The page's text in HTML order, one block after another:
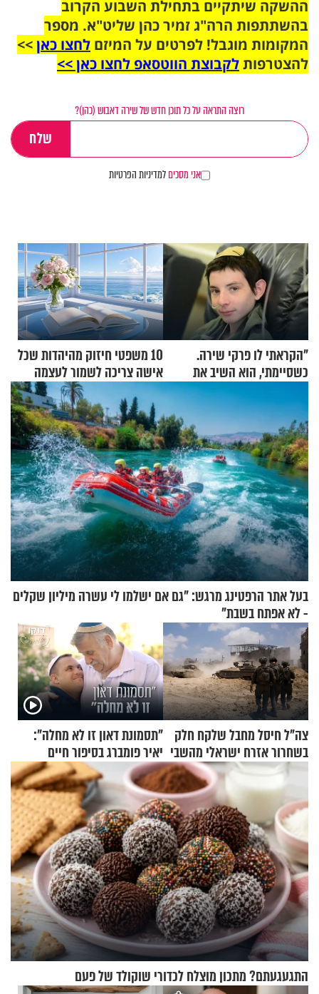
ההשקה שיתקיים בתחילת השבוע הקרוב
בהשתתפות הרה"ג זמיר כהן שליט"א. מספר
המקומות מוגבל! לפרטים על המיזם לחצו כאן>>
להצטרפותלקבוצת הווטסאפ לחצו כאן >>
רוצה התראה על כל תוכן חדש של שירה דאבוש (כהן)?
אני מסכיםלמדיניות הפרטיות
"הקראתי לו פרקי שירה.
כשסיימתי, הוא השיב את
10 משפטי חיזוק מהיהדות שכל
אישה צריכה לשמור לעצמה
בעל אתר הרפטינג מרגש: "גם אם ישלמו לי עשרה מיליון שקלים
- לא אפתח בשבת"
צה"ל חיסל מחבל שלקח חלק
בשחרור אזרח ישראלי מהשבי
"תסמונת דאון זו לא מחלה":
יאיר פומברג בסיפור חיים
מעורר השראה
התגעגעתם? מתכון מוצלח לכדורי שוקולד של פעם